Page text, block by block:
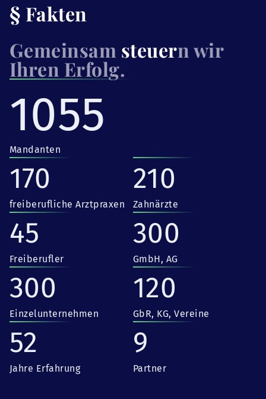
§ Fakten
Gemeinsam steuern wir
Ihren Erfolg.
1055
Mandanten
170
freiberufliche Arztpraxen
210
Zahnärzte
45
Freiberufler
300
GmbH, AG
300
Einzelunternehmen
120
GbR, KG, Vereine
52
Jahre Erfahrung
9
Partner